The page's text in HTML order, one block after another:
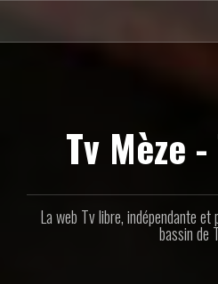
contenu
Tv Mèze
La web Tv libre, indépendante
bassin de